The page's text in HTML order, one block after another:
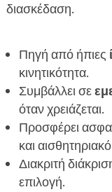
διασκέδαση.
Πηγή από ήπιες
κινητικότητα.
Συμβάλλει σε
όταν χρειάζεται.
Προσφέρει
και
Διακριτή
επιλογή.